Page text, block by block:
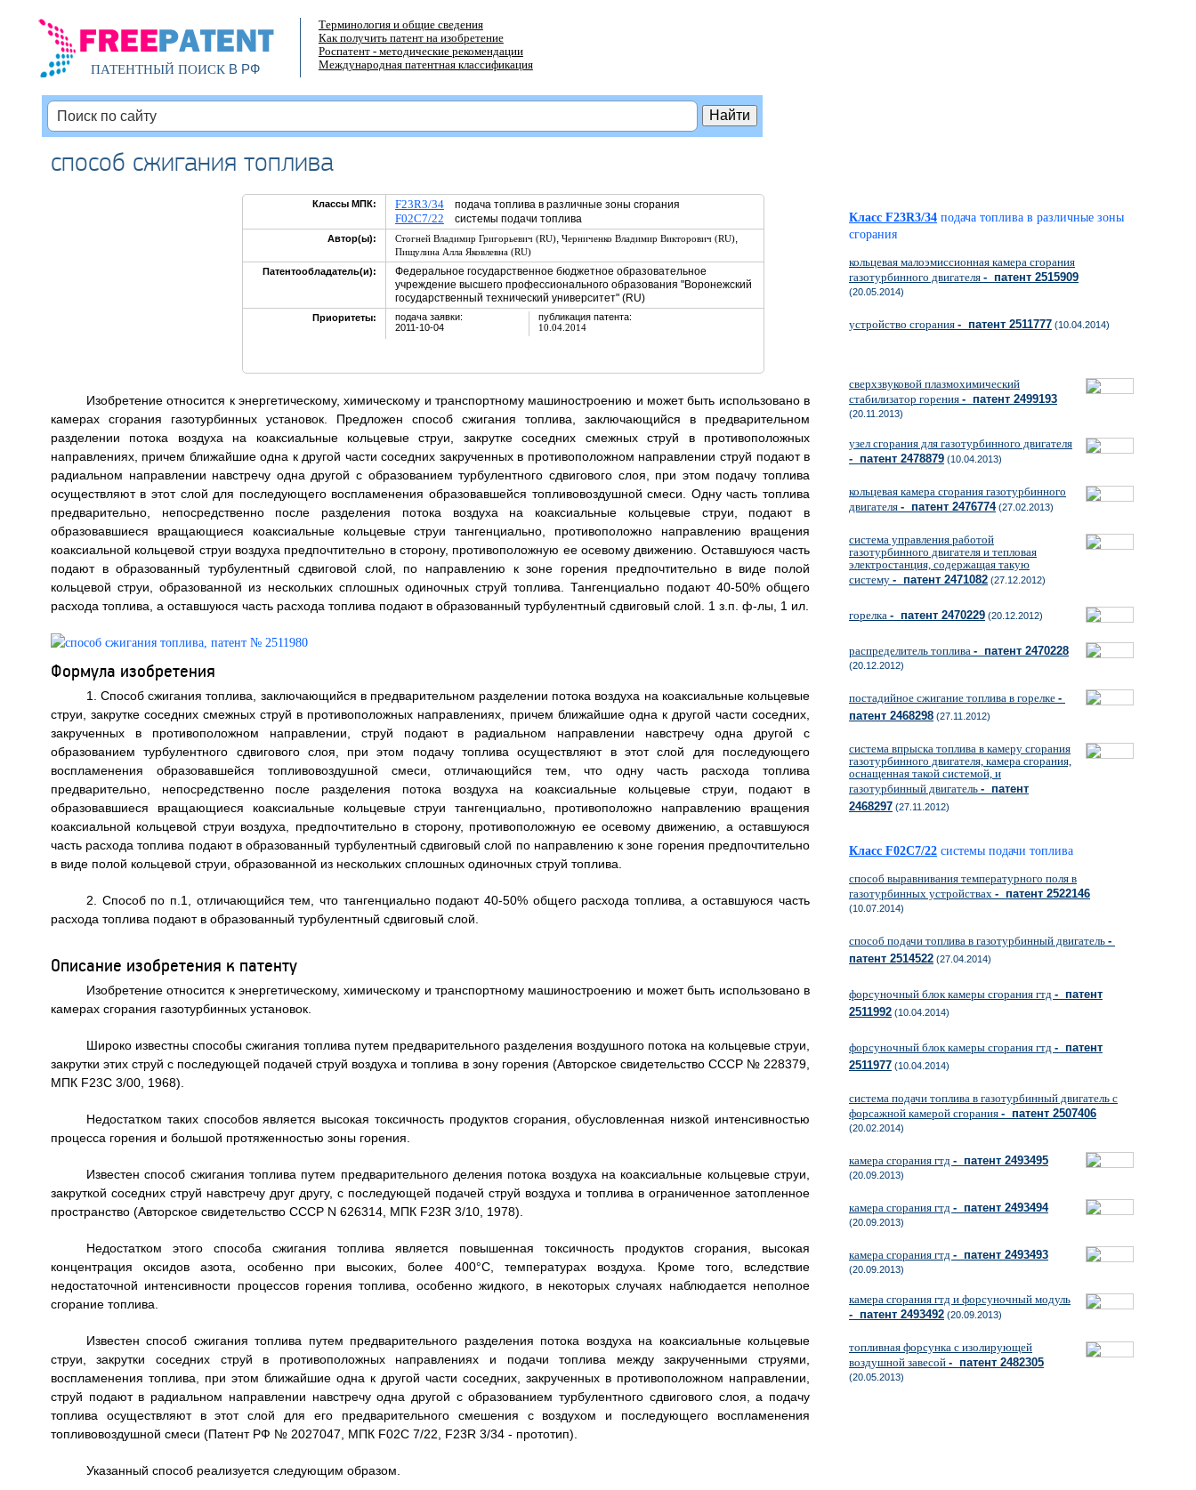
ПАТЕНТНЫЙ ПОИСКВ РФ
Терминология и общие сведения
Как получить патент на изобретение
Роспатент - методические рекомендации
Международная патентная классификация
способ сжигания топлива
Классы МПК: F23R3/34подача топлива в различные зоны сгорания
F02C7/22 системы подачи топлива
Автор(ы): Стогней Владимир Григорьевич (RU), Черниченко Владимир Викторович (RU),
Пищулина Алла Яковлевна (RU)
Патентообладатель(и):
Федеральное государственное бюджетное образовательное
учреждение высшего профессионального образования "Воронежский
государственный технический университет" (RU)
Приоритеты:
подача заявки:
2011-10-04
публикация патента:
10.04.2014
Изобретение относится к энергетическому, химическому и транспортному машиностроению и может быть использовано в
камерах сгорания газотурбинных установок. Предложен способ сжигания топлива, заключающийся в предварительном
разделении потока воздуха на коаксиальные кольцевые струи, закрутке соседних смежных струй в противоположных
направлениях, причем ближайшие одна к другой части соседних закрученных в противоположном направлении струй подают в
радиальном направлении навстречу одна другой с образованием турбулентного сдвигового слоя, при этом подачу топлива
осуществляют в этот слой для последующего воспламенения образовавшейся топливовоздушной смеси. Одну часть топлива
предварительно, непосредственно после разделения потока воздуха на коаксиальные кольцевые струи, подают в
образовавшиеся вращающиеся коаксиальные кольцевые струи тангенциально, противоположно направлению вращения
коаксиальной кольцевой струи воздуха предпочтительно в сторону, противоположную ее осевому движению. Оставшуюся часть
подают в образованный турбулентный сдвиговой слой, по направлению к зоне горения предпочтительно в виде полой
кольцевой струи, образованной из нескольких сплошных одиночных струй топлива. Тангенциально подают 40-50% общего
расхода топлива, а оставшуюся часть расхода топлива подают в образованный турбулентный сдвиговый слой. 1 з.п. ф-лы, 1 ил.
Формула изобретения
1. Способ сжигания топлива, заключающийся в предварительном разделении потока воздуха на коаксиальные кольцевые
струи, закрутке соседних смежных струй в противоположных направлениях, причем ближайшие одна к другой части соседних,
закрученных в противоположном направлении, струй подают в радиальном направлении навстречу одна другой с
образованием турбулентного сдвигового слоя, при этом подачу топлива осуществляют в этот слой для последующего
воспламенения образовавшейся топливовоздушной смеси, отличающийся тем, что одну часть расхода топлива
предварительно, непосредственно после разделения потока воздуха на коаксиальные кольцевые струи, подают в
образовавшиеся вращающиеся коаксиальные кольцевые струи тангенциально, противоположно направлению вращения
коаксиальной кольцевой струи воздуха, предпочтительно в сторону, противоположную ее осевому движению, а оставшуюся
часть расхода топлива подают в образованный турбулентный сдвиговый слой по направлению к зоне горения предпочтительно
в виде полой кольцевой струи, образованной из нескольких сплошных одиночных струй топлива.
2. Способ по п.1, отличающийся тем, что тангенциально подают 40-50% общего расхода топлива, а оставшуюся часть
расхода топлива подают в образованный турбулентный сдвиговый слой.
Описание изобретения к патенту
Изобретение относится к энергетическому, химическому и транспортному машиностроению и может быть использовано в
камерах сгорания газотурбинных установок.
Широко известны способы сжигания топлива путем предварительного разделения воздушного потока на кольцевые струи,
закрутки этих струй с последующей подачей струй воздуха и топлива в зону горения (Авторское свидетельство СССР № 228379,
МПК F23C 3/00, 1968).
Недостатком таких способов является высокая токсичность продуктов сгорания, обусловленная низкой интенсивностью
процесса горения и большой протяженностью зоны горения.
Известен способ сжигания топлива путем предварительного деления потока воздуха на коаксиальные кольцевые струи,
закруткой соседних струй навстречу друг другу, с последующей подачей струй воздуха и топлива в ограниченное затопленное
пространство (Авторское свидетельство СССР N 626314, МПК F23R 3/10, 1978).
Недостатком этого способа сжигания топлива является повышенная токсичность продуктов сгорания, высокая
концентрация оксидов азота, особенно при высоких, более 400°С, температурах воздуха. Кроме того, вследствие
недостаточной интенсивности процессов горения топлива, особенно жидкого, в некоторых случаях наблюдается неполное
сгорание топлива.
Известен способ сжигания топлива путем предварительного разделения потока воздуха на коаксиальные кольцевые
струи, закрутки соседних струй в противоположных направлениях и подачи топлива между закрученными струями,
воспламенения топлива, при этом ближайшие одна к другой части соседних, закрученных в противоположном направлении,
струй подают в радиальном направлении навстречу одна другой с образованием турбулентного сдвигового слоя, а подачу
топлива осуществляют в этот слой для его предварительного смешения с воздухом и последующего воспламенения
топливовоздушной смеси (Патент РФ № 2027047, МПК F02C 7/22, F23R 3/34 - прототип).
Указанный способ реализуется следующим образом.
Класс F23R3/34 подача топлива в различные зоны
сгорания
кольцевая малоэмиссионная камера сгорания
газотурбинного двигателя - патент 2515909
(20.05.2014)
устройство сгорания - патент 2511777 (10.04.2014)
сверхзвуковой плазмохимический
стабилизатор горения - патент 2499193
(20.11.2013)
узел сгорания для газотурбинного двигателя
- патент 2478879 (10.04.2013)
кольцевая камера сгорания газотурбинного
двигателя - патент 2476774(27.02.2013)
система управления работой
газотурбинного двигателя и тепловая
электростанция, содержащая такую
систему - патент 2471082 (27.12.2012)
горелка - патент 2470229 (20.12.2012)
распределитель топлива - патент 2470228
(20.12.2012)
постадийное сжигание топлива в горелке -
патент 2468298 (27.11.2012)
система впрыска топлива в камеру сгорания
газотурбинного двигателя, камера сгорания,
оснащенная такой системой, и
газотурбинный двигатель - патент
2468297 (27.11.2012)
Класс F02C7/22 системы подачи топлива
способ выравнивания температурного поля в
газотурбинных устройствах - патент 2522146
(10.07.2014)
способ подачи топлива в газотурбинный двигатель -
патент 2514522 (27.04.2014)
форсуночный блок камеры сгорания гтд - патент
2511992 (10.04.2014)
форсуночный блок камеры сгорания гтд - патент
2511977 (10.04.2014)
система подачи топлива в газотурбинный двигатель с
форсажной камерой сгорания - патент 2507406
(20.02.2014)
камера сгорания гтд - патент 2493495
(20.09.2013)
камера сгорания гтд - патент 2493494
(20.09.2013)
камера сгорания гтд - патент 2493493
(20.09.2013)
камера сгорания гтд и форсуночный модуль
- патент 2493492 (20.09.2013)
топливная форсунка с изолирующей
воздушной завесой - патент 2482305
(20.05.2013)